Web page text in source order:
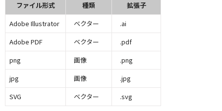
ファイル形式 種類
拡張子
Adobe Illustrator
ベクター
.ai
Adobe PDF
ベクター
.pdf
png
画像
.png
jpg
画像
.jpg
SVG
ベクター .svg